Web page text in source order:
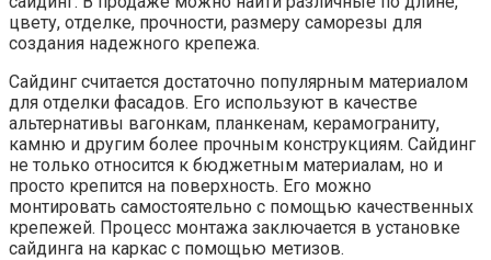
цвету, отделке, прочности, размеру саморезы для
создания надежного крепежа.
Сайдинг считается достаточно популярным материалом
для отделки фасадов. Его используют в качестве
альтернативы вагонкам, планкенам, керамограниту,
камню и другим более прочным конструкциям. Сайдинг
не только относится к бюджетным материалам, но и
просто крепится на поверхность. Его можно
монтировать самостоятельно с помощью качественных
крепежей. Процесс монтажа заключается в установке
сайдинга на каркас с помощью метизов.